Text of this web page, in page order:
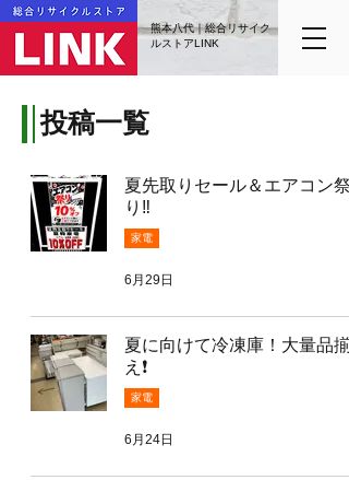
熊本八代｜総合リサイク
ルストアLINK
投稿一覧
夏先取りセール＆エアコン祭
り‼️
家電
6月29日
夏に向けて冷凍庫！大量品揃
え❗️
家電
6月24日